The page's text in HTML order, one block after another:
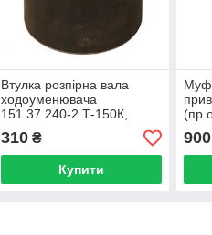
Втулка розпірна вала
ходоуменювача
151.37.240-2 Т-150К,
ХТЗ-17221, 16131 (ХТЗ)
Трактора Т-150
310₴
Купити
900